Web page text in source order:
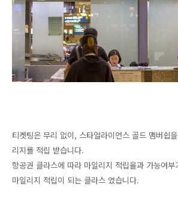
티켓팅은 무리 없이, 스타얼라이언스 골드 맴버쉽
리지를 적립 받습니다.
항공권 클라스에 따라 마일리지 적립율과 가능여부
마일리지 적립이 되는 클라스 였습니다.